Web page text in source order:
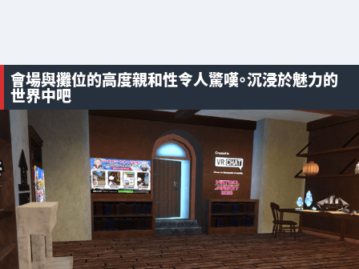
會場與攤位的高度親和性令人驚嘆。沉浸於魅力的
世界中吧